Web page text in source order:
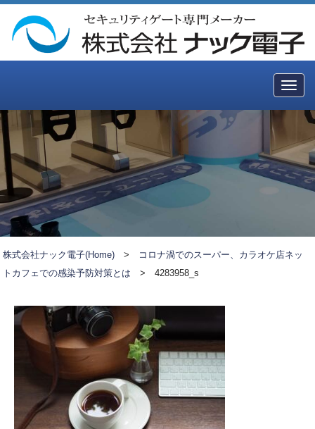
株式会社ナック電子(Home) >
コロナ渦でのスーパー、カラオケ店ネッ
トカフェでの感染予防対策とは >4283958_s